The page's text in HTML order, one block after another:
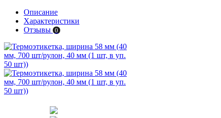
Описание
Характеристики
Отзывы 0